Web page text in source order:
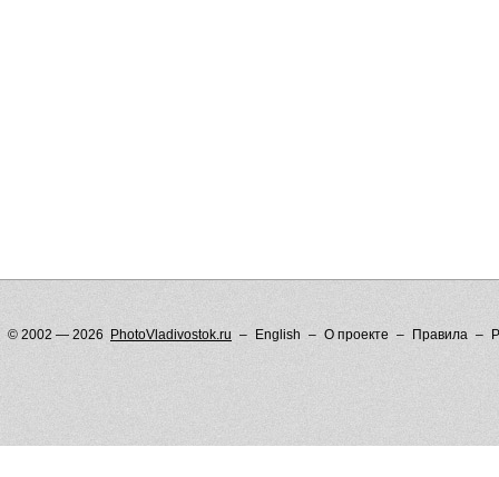
© 2002 — 2026 PhotoVladivostok.ru English О проекте Правила